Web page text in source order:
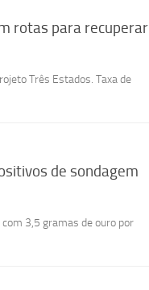
rotas para recuperar
Três Estados. Taxa de
de sondagem
3,5 gramas de ouro por